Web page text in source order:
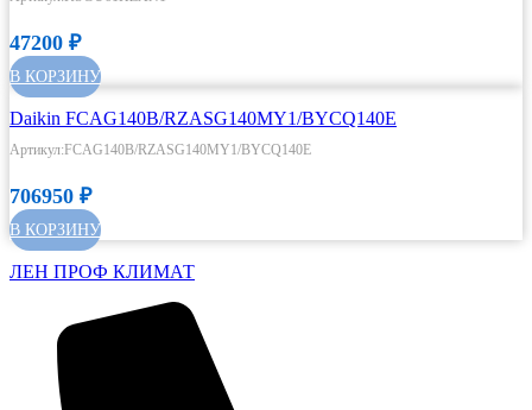
47200 ₽
В КОРЗИНУ
Daikin FCAG140B/RZASG140MY1/BYCQ140E
Артикул:FCAG140B/RZASG140MY1/BYCQ140E
706950 ₽
В КОРЗИНУ
ЛЕН ПРОФ КЛИМАТ